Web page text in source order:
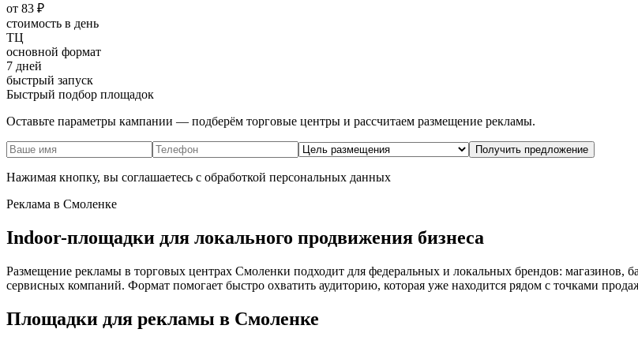
от 83 ₽
стоимость в день
ТЦ
основной формат
7 дней
быстрый запуск
Быстрый подбор площадок
Оставьте параметры кампании — подберём торговые центры и рассчитаем размещение рекламы.
Получить предложение
Нажимая кнопку, вы соглашаетесь с обработкой персональных данных
Реклама в Смоленке
Indoor-площадки для локального продвижения бизнеса
Размещение рекламы в торговых центрах Смоленки подходит для федеральных и локальных брендов: магазинов,
сервисных компаний. Формат помогает быстро охватить аудиторию, которая уже находится рядом с точками
Площадки для рекламы в Смоленке